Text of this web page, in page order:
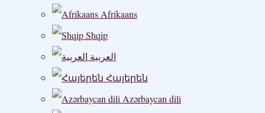
Afrikaans
Shqip
العربية
Հայերեն
Azərbaycan dili